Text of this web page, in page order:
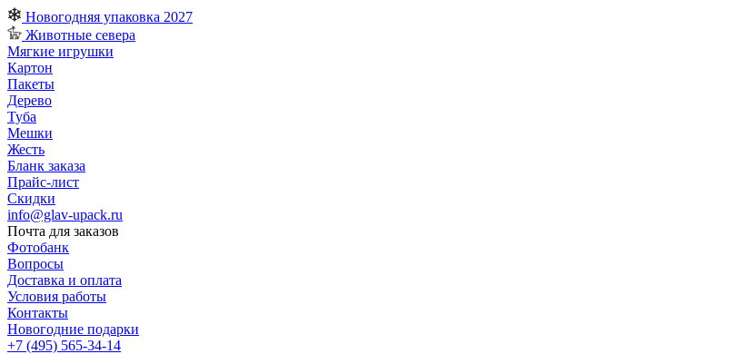
Новогодняя упаковка 2027
Животные севера
Мягкие игрушки
Картон
Пакеты
Дерево
Туба
Мешки
Жесть
Бланк заказа
Прайс-лист
Скидки
info@glav-upack.ru
Почта для заказов
Фотобанк
Вопросы
Доставка и оплата
Условия работы
Контакты
Новогодние подарки
+7 (495) 565-34-14